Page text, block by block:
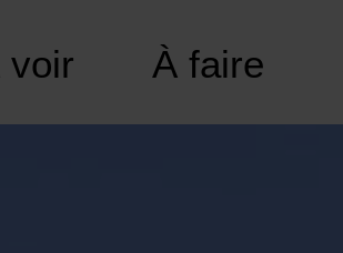
voir À faire